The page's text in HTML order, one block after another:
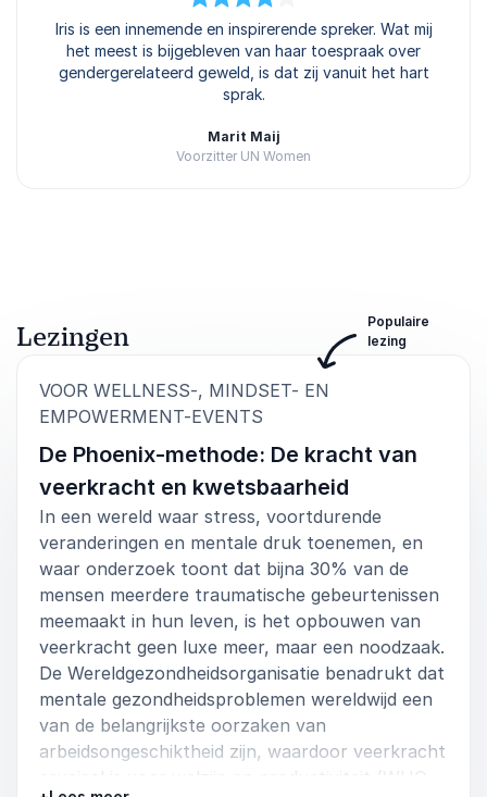
4van5
Iris is een innemende en inspirerende spreker. Wat mij
het meest is bijgebleven van haar toespraak over
gendergerelateerd geweld, is dat zij vanuit het hart
sprak.
Marit Maij
Voorzitter UN Women
Lezingen
VOOR WELLNESS-, MINDSET- EN
EMPOWERMENT-EVENTS
De Phoenix-methode: De kracht van
veerkracht en kwetsbaarheid
In een wereld waar stress, voortdurende
veranderingen en mentale druk toenemen, en
waar onderzoek toont dat bijna 30% van de
mensen meerdere traumatische gebeurtenissen
meemaakt in hun leven, is het opbouwen van
veerkracht geen luxe meer, maar een noodzaak.
De Wereldgezondheidsorganisatie benadrukt dat
mentale gezondheidsproblemen wereldwijd een
van de belangrijkste oorzaken van
arbeidsongeschiktheid zijn, waardoor veerkracht
cruciaal is voor welzijn en productiviteit (WHO,
Populaire
lezing